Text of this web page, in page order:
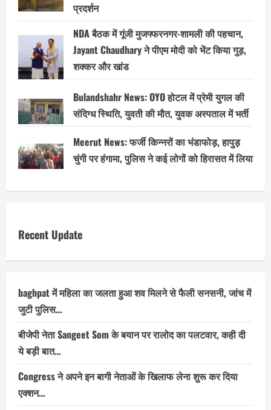
प्रदर्शन
NDA बैठक में गूंजी मुजफ्फरनगर-शामली की पहचान,
Jayant Chaudhary ने पीएम मोदी को भेंट किया गुड़,
शक्कर और खांड
Bulandshahr News: OYO होटल में प्रेमी युगल की
संदिग्ध स्थिति, युवती की मौत, युवक अस्पताल में भर्ती
Meerut News: फर्जी किन्नरों का भंडाफोड़, हापुड़
चुंगी पर हंगामा, पुलिस ने कई लोगों को हिरासत में लिया
Recent Update
baghpat में महिला का जलता हुआ शव मिलने से फैली सनसनी, जांच में
जुटी पुलिस…
बीजेपी नेता Sangeet Som के बयान पर रालोद का पलटवार, कही दी
ये बड़ी बात…
Congress ने अपने इन बागी नेताओं के खिलाफ लेना शुरू कर दिया
एक्शन…